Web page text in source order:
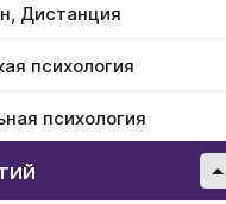
Дистанция
психология
психология